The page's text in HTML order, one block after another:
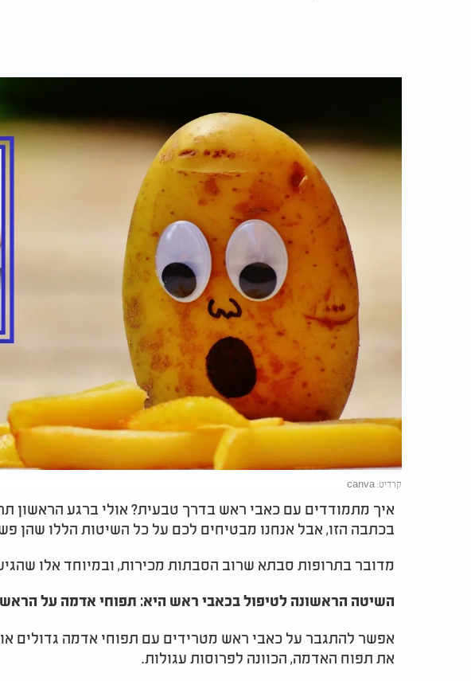
קרדיט: canva
איך מתמודדים עם כאבי ראש בדרך טבעית? אולי ברגע הראשון
בכתבה הזו, אבל אנחנו מבטיחים לכם על כל השיטות הללו שהן
מדובר בתרופות סבתא שרוב הסבתות מכירות, ובמיוחד אלו
השיטה הראשונה לטיפול בכאבי ראש היא: תפוחי אדמה על הראש
אפשר להתגבר על כאבי ראש מטרידים עם תפוחי אדמה גדולים או
את תפוח האדמה, הכוונה לפרוסות עגולות.